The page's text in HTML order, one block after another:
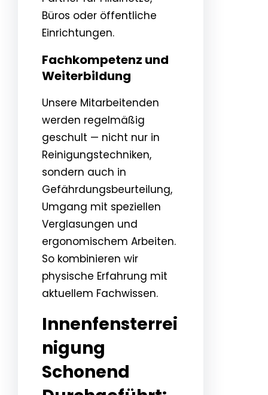
Büros oder öffentliche
Einrichtungen.
Fachkompetenz und
Weiterbildung
Unsere Mitarbeitenden
werden regelmäßig
geschult — nicht nur in
Reinigungstechniken,
sondern auch in
Gefährdungsbeurteilung,
Umgang mit speziellen
Verglasungen und
ergonomischem Arbeiten.
So kombinieren wir
physische Erfahrung mit
aktuellem Fachwissen.
Innenfensterrei
nigung
Schonend